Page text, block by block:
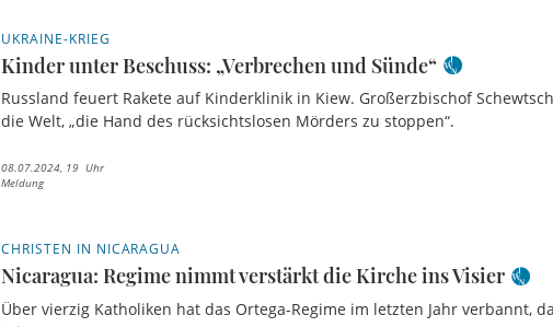
UKRAINE-KRIEG
Kinder unter Beschuss: „Verbrechen und Sünde“
Russland feuert Rakete auf Kinderklinik in Kiew. Großerzbischof
die Welt, „die Hand des rücksichtslosen Mörders zu stoppen“.
08.07.2024, 19 Uhr
Meldung
CHRISTEN IN NICARAGUA
Nicaragua: Regime nimmt verstärkt die Kirche ins Visier
Über vierzig Katholiken hat das Ortega-Regime im letzten Jahr verbannt,